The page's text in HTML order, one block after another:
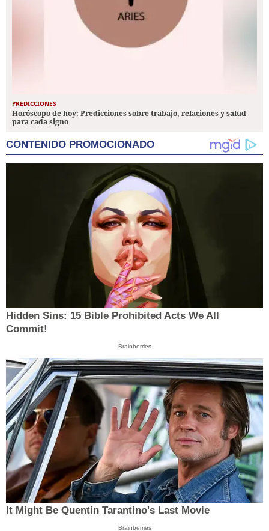
PREDICCIONES
Horóscopo de hoy: Predicciones sobre trabajo, relaciones y salud
para cada signo
CONTENIDO PROMOCIONADO
Hidden Sins: 15 Bible Prohibited Acts We All
Commit!
Brainberries
It Might Be Quentin Tarantino's Last Movie
Brainberries